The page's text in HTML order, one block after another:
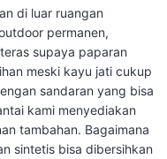
di luar ruangan
permanen,
supaya paparan
meski kayu jati cukup
sandaran yang bisa
kami menyediakan
tambahan. Bagaimana
sintetis bisa dibersihkan